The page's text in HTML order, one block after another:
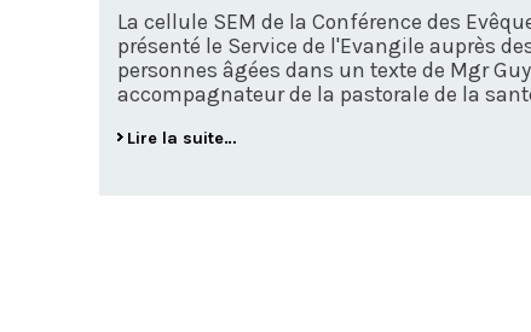
La cellule SEM de la Conférence des
présenté le Service de l'Evangile auprès
personnes âgées dans un texte de Mgr
accompagnateur de la pastorale de la
Lire la suite…